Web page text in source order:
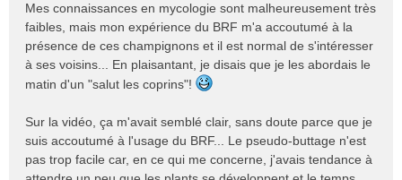
s
s
a
g
e
n
l
u
Mes connaissances en mycologie sont malheureusement très
faibles, mais mon expérience du BRF m'a accoutumé à la
présence de ces champignons et il est normal de s'intéresser
à ses voisins... En plaisantant, je disais que je les abordais le
matin d'un "salut les coprins"!
Sur la vidéo, ça m'avait semblé clair, sans doute parce que je
suis accoutumé à l'usage du BRF... Le pseudo-buttage n'est
pas trop facile car, en ce qui me concerne, j'avais tendance à